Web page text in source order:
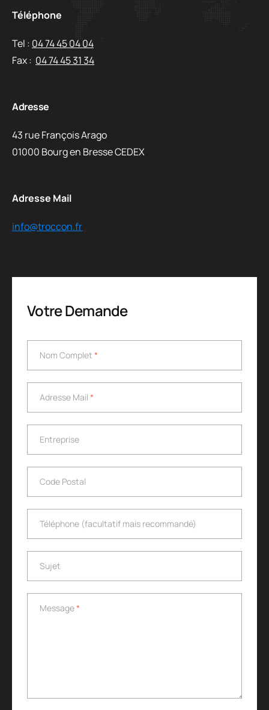
Téléphone
Tel : 04 74 45 04 04
Fax : 04 74 45 31 34
Adresse
43 rue François Arago
01000 Bourg en Bresse CEDEX
Adresse Mail
info@troccon.fr
Votre Demande
Nom Complet *
Adresse Mail *
Entreprise
Code Postal
Téléphone (facultatif mais recommandé)
Téléphone (facultatif mais recommandé)
Sujet
Message*